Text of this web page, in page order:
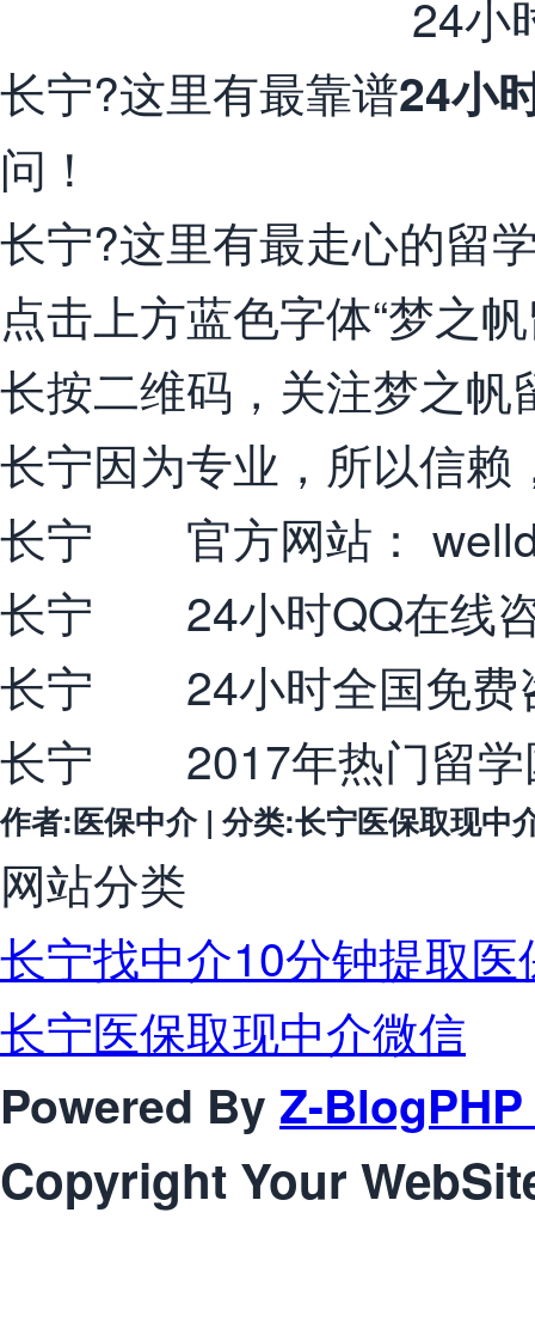
长宁?这里有最靠谱24小
问！
长宁?这里有最走心的留
点击上方蓝色字体“梦之
长按二维码，关注梦之帆
长宁因为专业，所以信
长宁 官方网站：
长宁 24小时QQ在线咨
长宁 24小时全国免费
长宁 2017年热门留学
作者:医保中介 | 分类:长宁医保取现中
网站分类
长宁找中介10分钟提取医
长宁医保取现中介微信
Powered By Z-
Copyright Your